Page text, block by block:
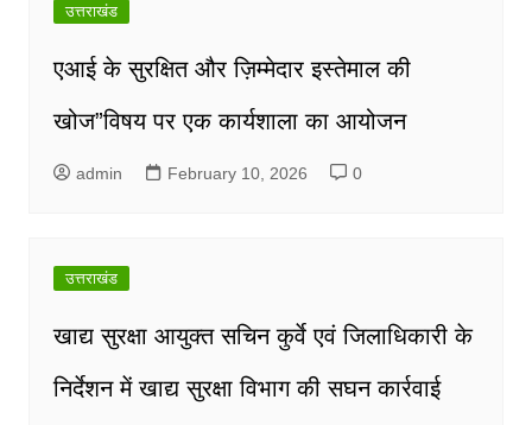
उत्तराखंड
एआई के सुरक्षित और ज़िम्मेदार इस्तेमाल की
खोज”विषय पर एक कार्यशाला का आयोजन
admin February 10, 2026 0
उत्तराखंड
खाद्य सुरक्षा आयुक्त सचिन कुर्वे एवं जिलाधिकारी के
निर्देशन में खाद्य सुरक्षा विभाग की सघन कार्रवाई